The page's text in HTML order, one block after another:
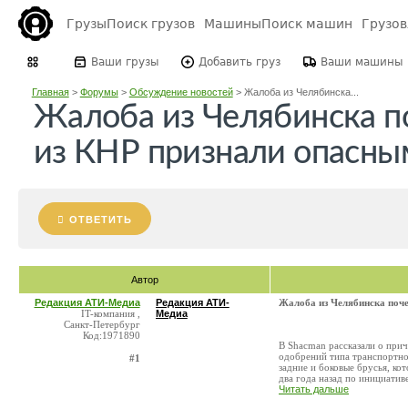
ГрузыПоиск грузов МашиныПоиск машин
Ваши грузы Добавить груз Ваши машины
Главная> Форумы> Обсуждение новостей> Жалоба из Челябинска...
Жалоба из Челябинска
из КНР признали
ОТВЕТИТЬ
Автор
Редакция АТИ-Медиа
IT-компания ,
Санкт-Петербург
Код:1971890
#1
Редакция АТИ-
Медиа
Жалоба из Челябинска
В Shacman рассказали о
одобрений типа
задние и боковые брусья,
два года назад по
Читать дальше